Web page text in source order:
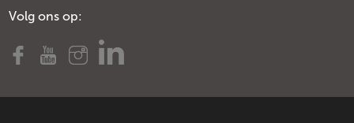
Volg ons op: